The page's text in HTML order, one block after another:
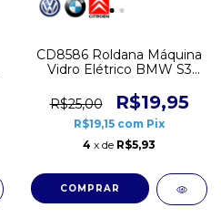
CD8586 Roldana Máquina
Vidro Elétrico BMW S3
Honda City New Fit VW
Polo
R$25,00 R$19,95
R$19,15 com Pix
4 x de R$5,93